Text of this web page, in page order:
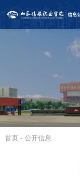
首页 - 公开信息